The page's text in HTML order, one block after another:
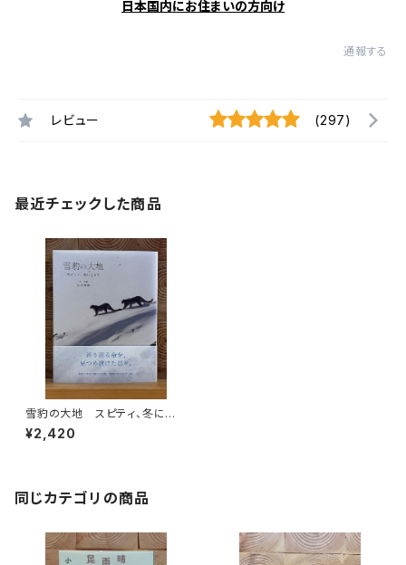
日本国内にお住まいの方向け
通報する
レビュー (297)
最近チェックした商品
雪豹の大地 スピティ、冬に生き
る
¥2,420
同じカテゴリの商品